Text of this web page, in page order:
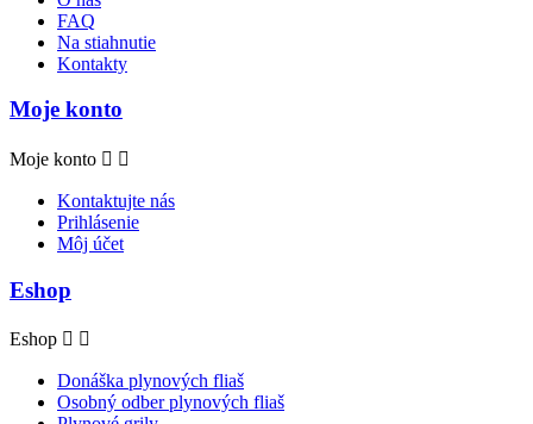
FAQ
Na stiahnutie
Kontakty
Moje konto
Moje konto  
Kontaktujte nás
Prihlásenie
Môj účet
Eshop
Eshop  
Donáška plynových fliaš
Osobný odber plynových fliaš